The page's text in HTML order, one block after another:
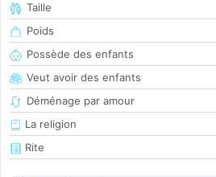
Taille
Poids
Possède des enfants
Veut avoir des enfants
Déménage par amour
La religion
Rite